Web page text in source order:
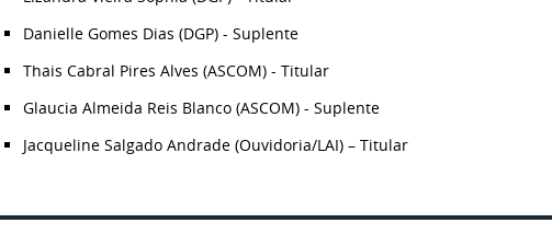
Danielle Gomes Dias (DGP) - Suplente
Thais Cabral Pires Alves (ASCOM) - Titular
Glaucia Almeida Reis Blanco (ASCOM) - Suplente
Jacqueline Salgado Andrade (Ouvidoria/LAI) – Titular